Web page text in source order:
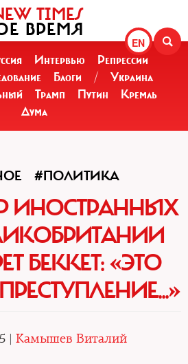
EN
TIMES
ВРЕМЯ
Интервью
Репрессии
Блоги /
Украина
Трамп Путин
Кремль
Дума
#ПОЛИТИКА
ИНОСТРАННЫХ
БЕККЕТ: «ЭТО
| Камышев Виталий